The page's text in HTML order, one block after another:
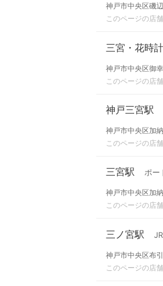
神戸市中央区磯
このページの店
三宮・花時
神戸市中央区御
このページの店
神戸三宮駅
神戸市中央区加
このページの店
三宮駅 ポー
神戸市中央区加
このページの店
三ノ宮駅
神戸市中央区布
このページの店